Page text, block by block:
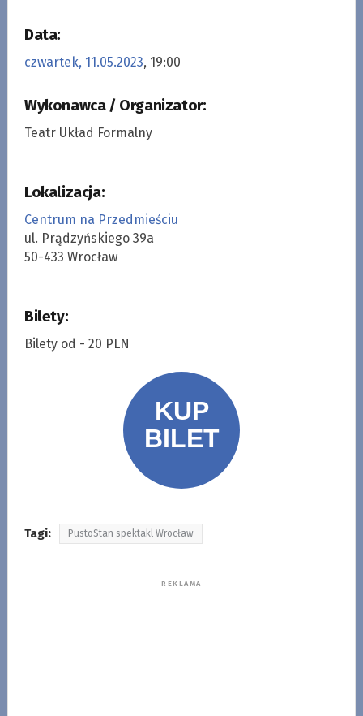
Data:
czwartek, 11.05.2023, 19:00
Wykonawca / Organizator:
Teatr Układ Formalny
Lokalizacja:
Centrum na Przedmieściu
ul. Prądzyńskiego 39a
50-433 Wrocław
Bilety:
Bilety od - 20 PLN
Tagi: PustoStan spektakl Wrocław